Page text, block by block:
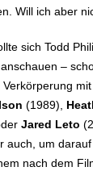
Will ich aber
sich Todd
–
(1989),
Jared Leto
auch, um darauf
nach dem